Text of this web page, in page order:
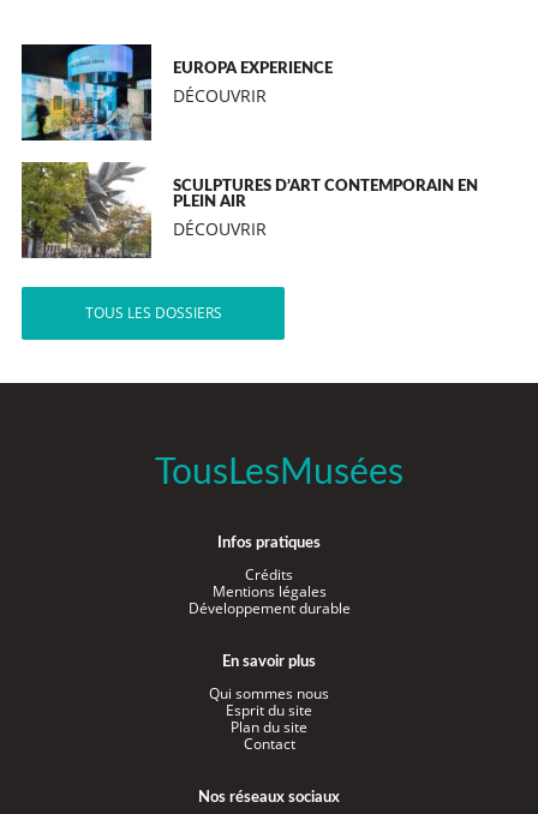
EUROPA EXPERIENCE
DÉCOUVRIR
SCULPTURES D’ART CONTEMPORAIN EN
PLEIN AIR
DÉCOUVRIR
TOUS LES DOSSIERS
TousLesMusées
Infos pratiques
Crédits
Mentions légales
Développement durable
En savoir plus
Qui sommes nous
Esprit du site
Plan du site
Contact
Nos réseaux sociaux